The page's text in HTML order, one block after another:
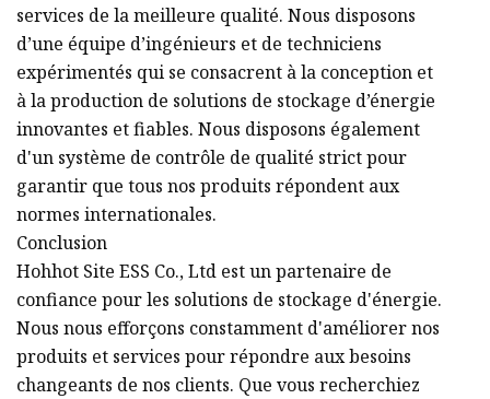
services de la meilleure qualité. Nous disposons
d’une équipe d’ingénieurs et de techniciens
expérimentés qui se consacrent à la conception et
à la production de solutions de stockage d’énergie
innovantes et fiables. Nous disposons également
d'un système de contrôle de qualité strict pour
garantir que tous nos produits répondent aux
normes internationales.
Conclusion
Hohhot Site ESS Co., Ltd est un partenaire de
confiance pour les solutions de stockage d'énergie.
Nous nous efforçons constamment d'améliorer nos
produits et services pour répondre aux besoins
changeants de nos clients. Que vous recherchiez